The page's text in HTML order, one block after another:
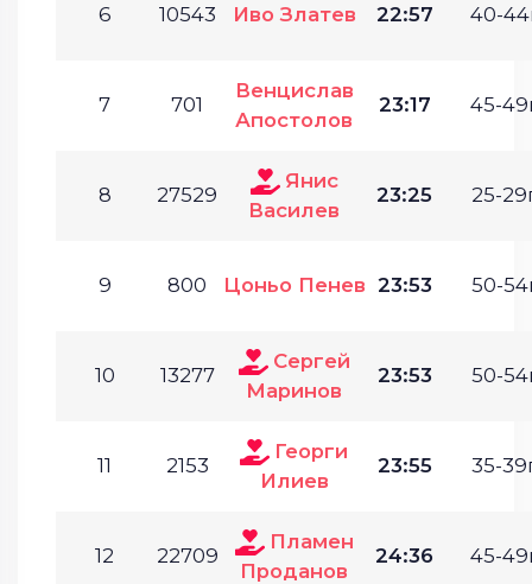
6 10543 Иво Златев 22:57 40-
7 701
Венцислав
Апостолов
23:17 45-
8 27529
Янис
Василев
23:25 25-
9 800 Цоньо Пенев 23:53 50-
10 13277
Сергей
Маринов
23:53 50-
11 2153
Георги
Илиев
23:55 35-
12 22709
Пламен
Проданов
24:36 45-